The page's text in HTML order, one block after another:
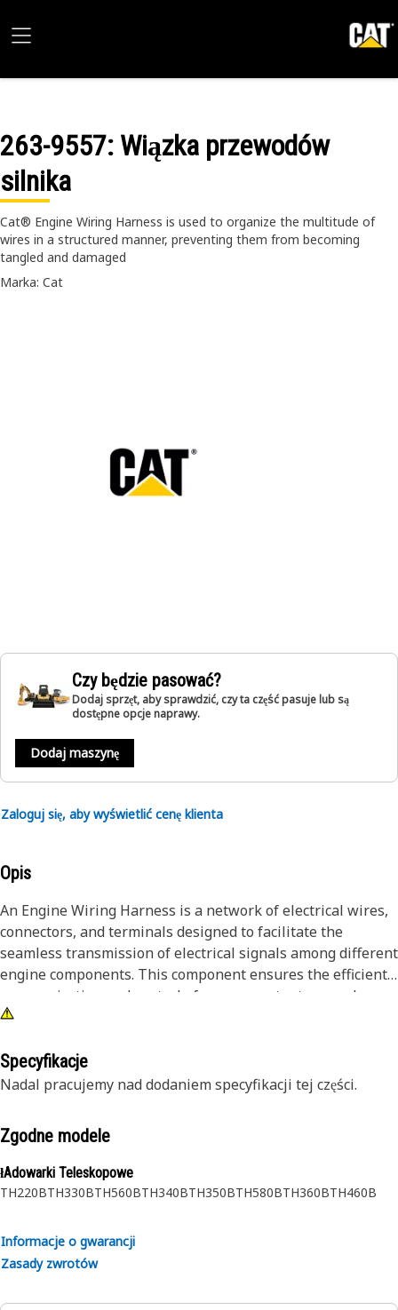
263-9557: Wiązka przewodów
silnika
Cat® Engine Wiring Harness is used to organize the multitude of
wires in a structured manner, preventing them from becoming
tangled and damaged
Marka: Cat
Czy będzie pasować?
Dodaj sprzęt, aby sprawdzić, czy ta część pasuje lub są
dostępne opcje naprawy.
Dodaj maszynę
Zaloguj się, aby wyświetlić cenę klienta
Opis
An Engine Wiring Harness is a network of electrical wires,
connectors, and terminals designed to facilitate the
seamless transmission of electrical signals among different
engine components. This component ensures the efficient
communication and control of sensors, actuators, and
electronic systems within the engine.
Attributes:
• High-grade insulation for enhanced safety.
• Resilient against vibrations and impact.
• Temperature-resistant materials.
• Comprehensive wire protection.
• Sealed connections to resist moisture.
An Engine Wiring Harness is responsible for distributing
electrical power from the battery and alternator to the
Specyfikacje
Nadal pracujemy nad dodaniem specyfikacji tej części.
Zgodne modele
łAdowarki Teleskopowe
TH220BTH330BTH560BTH340BTH350BTH580BTH360BTH460B
Informacje o gwarancji
Zasady zwrotów